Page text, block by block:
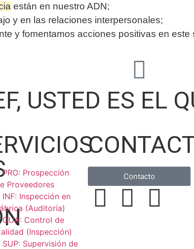
están en nuestro ADN;
y en las relaciones interpersonales;
y fomentamos acciones positivas en este
USTED ES EL
PRO: Prospección
Proveedores
INF: Inspección en
(Auditoría)
QUA: Control de
(Inspección)
SUP: Supervisión de
Contacto